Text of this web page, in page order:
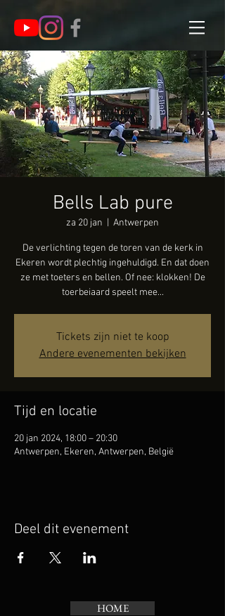
Bells Lab pure
za 20 jan Antwerpen
De verlichting tegen de toren van de kerk in
Ekeren wordt plechtig ingehuldigd. En dat doen
ze met toeters en bellen. Of nee: klokken! De
toerbeiaard speelt mee...
Tickets zijn niet te koop
Andere evenementen bekijken
Tijd en locatie
20 jan 2024, 18:00 – 20:30
Antwerpen, Ekeren, Antwerpen, België
Deel dit evenement
HOME